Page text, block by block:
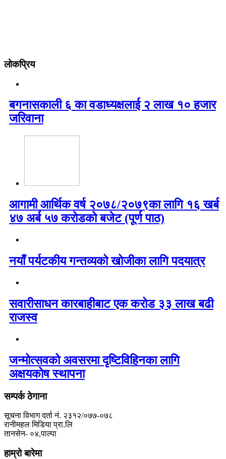
लोकप्रिय
बगनासकाली ६ का वडाध्यक्षलाई २ लाख १० हजार
जरिवाना
आगामी आर्थिक वर्ष २०७८/२०७९का लागि १६ खर्ब
४७ अर्ब ५७ करोडको बजेट (पूर्ण पाठ)
नयाँ पर्यटकीय गन्तव्यको खोजीका लागि पदयात्र
सवारीसाधन कारबाहीबाट एक करोड ३३ लाख बढी
राजस्व
जन्मोत्सवको अवसरमा दृष्टिविहिनका लागि
अक्षयकोष स्थापना
सम्पर्क ठेगाना
सूचना विभाग दर्ता नं. २३१२/०७७-०७८
रानीमहल मिडिया प्रा.लि
तानसेन- ०४,पाल्पा
हाम्रो बारेमा